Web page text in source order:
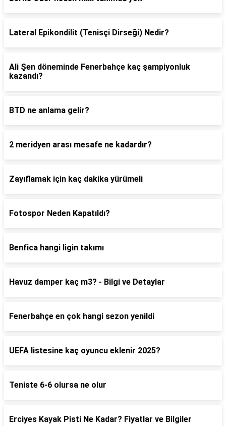
Lateral Epikondilit (Tenisçi Dirseği) Nedir?
Ali Şen döneminde Fenerbahçe kaç şampiyonluk
kazandı?
BTD ne anlama gelir?
2 meridyen arası mesafe ne kadardır?
Zayıflamak için kaç dakika yürümeli
Fotospor Neden Kapatıldı?
Benfica hangi ligin takımı
Havuz damper kaç m3? - Bilgi ve Detaylar
Fenerbahçe en çok hangi sezon yenildi
UEFA listesine kaç oyuncu eklenir 2025?
Teniste 6-6 olursa ne olur
Erciyes Kayak Pisti Ne Kadar? Fiyatlar ve Bilgiler